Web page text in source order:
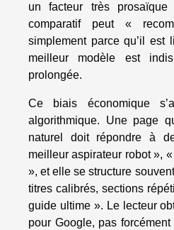
un facteur très
comparatif peut «
simplement parce qu’il est
meilleur modèle est
prolongée.
Ce biais économique
algorithmique. Une page
naturel doit répondre à
meilleur aspirateur robot »,
», et elle se structure
titres calibrés, sections
guide ultime ». Le lecteur
pour Google, pas